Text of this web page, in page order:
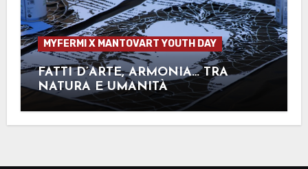
MYFERMI X MANTOVART YOUTH DAY
FATTI D’ARTE, ARMONIA… TRA
NATURA E UMANITÀ